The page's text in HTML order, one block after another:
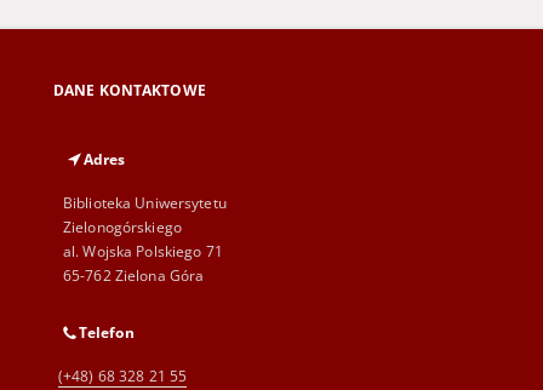
DANE KONTAKTOWE
Adres
Biblioteka Uniwersytetu
Zielonogórskiego
al. Wojska Polskiego 71
65-762 Zielona Góra
Telefon
(+48) 68 328 21 55